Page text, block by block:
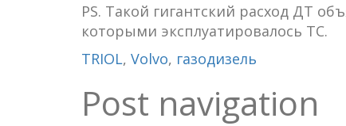
PS. Такой гигантский расход ДТ
которыми эксплуатировалось ТС.
TRIOL, Volvo, газодизель
Post navigation